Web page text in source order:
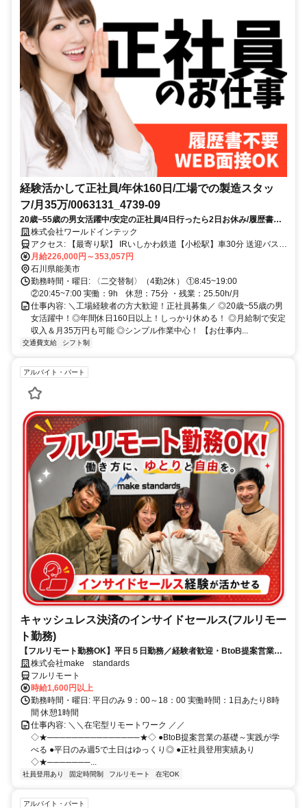
経験活かして正社員/年休160日/工場での製造スタッ
フ/月35万/0063131_4739-09
20歳~55歳の男女活躍中/安定の正社員/4日行ったら2日お休み/履歴書不
要で応募OK！/交替経験活かせる
株式会社ワールドインテック
アクセス: 【最寄り駅】 IRいしかわ鉄道【小松駅】車30分 送迎バスで
40分~60分圏内に寮あり ・車通勤可能 ・交通費規定内支給
月給226,000円～353,057円
石川県能美市
勤務時間・曜日: 〈二交替制〉（4勤2休） ①8:45~19:00
②20:45~7:00 実働：9h 休憩：75分 ・残業：25.50h/月
仕事内容: ＼工場経験者の方大歓迎！正社員募集／ ◎20歳~55歳の男
女活躍中！ ​◎年間休日160日以上！しっかり休める！ ◎月給制で安定
収入＆月35万円も可能 ◎シンプル作業中心！ 【お仕事内...
交通費支給 シフト制
アルバイト・パート
キャッシュレス決済のインサイドセールス(フルリモー
ト勤務)
【フルリモート勤務OK】平日５日勤務／経験者歓迎・BtoB提案営業で
スキルアップ
株式会社make standards
フルリモート
時給1,600円以上
勤務時間・曜日: 平日のみ 9：00～18：00 実働時間：1日あたり8時
間 休憩1時間
仕事内容: ＼＼在宅型リモートワーク ／／
◇★───────────────★◇ ●BtoB提案営業の基礎～実践が学
べる ●平日のみ週5で土日はゆっくり◎ ●正社員登用実績あり
◇★───────...
社員登用あり 固定時間制 フルリモート 在宅OK
アルバイト・パート